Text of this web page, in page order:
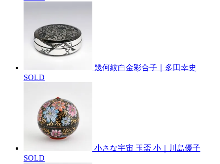
幾何紋白金彩合子｜多田幸史
SOLD
小さな宇宙 玉盃 小｜川島優子
SOLD